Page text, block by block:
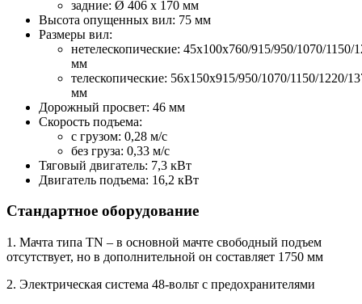
задние: Ø 406 x 170 мм
Высота опущенных вил: 75 мм
Размеры вил:
нетелескопические: 45x100x760/915/950/1070/1150/
мм
телескопические: 56x150x915/950/1070/1150/1220/
мм
Дорожный просвет: 46 мм
Скорость подъема:
с грузом: 0,28 м/с
без груза: 0,33 м/с
Тяговый двигатель: 7,3 кВт
Двигатель подъема: 16,2 кВт
Стандартное оборудование
1. Мачта типа TN – в основной мачте свободный подъем
отсутствует, но в дополнительной он составляет 1750 мм
2. Электрическая система 48-вольт с предохранителями